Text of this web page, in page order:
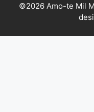
©2026 Amo-te Mil